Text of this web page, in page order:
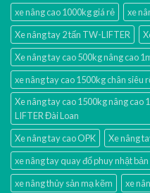
xe nâng cao 1000kg giá rẻ
xe
Xe nâng tay 2 tấn TW-LIFTER
Xe nâng tay cao 500kg nâng cao
xe nâng tay cao 1500kg chân siêu
Xe nâng tay cao 1500kg nâng cao
LIFTER Đài Loan
Xe nâng tay cao OPK
Xe nâng
xe nâng tay quay đổ phuy nhật bản
xe nâng thủy sản mạ kẽm
xe